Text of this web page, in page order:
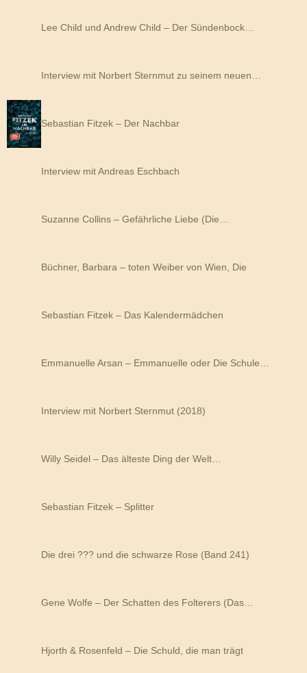
Lee Child und Andrew Child – Der Sündenbock…
Interview mit Norbert Sternmut zu seinem neuen…
Sebastian Fitzek – Der Nachbar
Interview mit Andreas Eschbach
Suzanne Collins – Gefährliche Liebe (Die…
Büchner, Barbara – toten Weiber von Wien, Die
Sebastian Fitzek – Das Kalendermädchen
Emmanuelle Arsan – Emmanuelle oder Die Schule…
Interview mit Norbert Sternmut (2018)
Willy Seidel – Das älteste Ding der Welt…
Sebastian Fitzek – Splitter
Die drei ??? und die schwarze Rose (Band 241)
Gene Wolfe – Der Schatten des Folterers (Das…
Hjorth & Rosenfeld – Die Schuld, die man trägt